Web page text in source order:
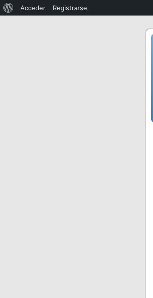
Acceder Registrarse